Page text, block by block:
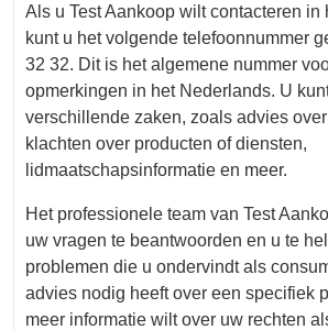
Als u Test Aankoop wilt contacteren in
kunt u het volgende telefoonnummer
32 32. Dit is het algemene nummer
opmerkingen in het Nederlands. U
verschillende zaken, zoals advies
klachten over producten of diensten,
lidmaatschapsinformatie en meer.
Het professionele team van Test
uw vragen te beantwoorden en u te
problemen die u ondervindt als
advies nodig heeft over een specifiek
meer informatie wilt over uw rechten